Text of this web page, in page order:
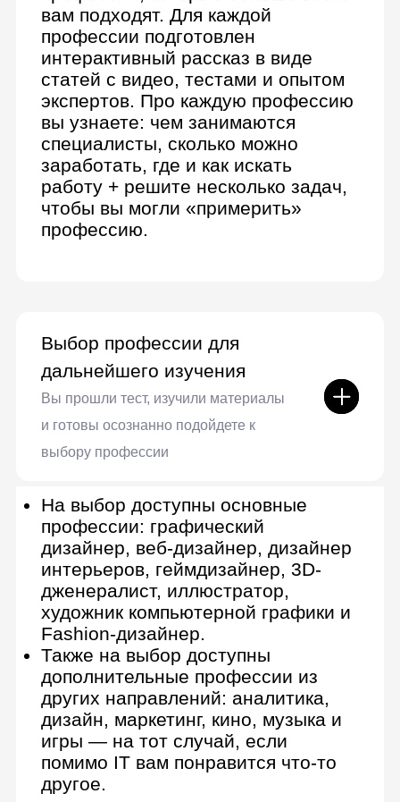
Веб-дизайнер
Ваши инструменты: Figma,
Photoshop, After Effects, Tilda,
Readymag, Blender, Illustrator
Дизайн лендингов и
многостраничных сайтов
Анимация для интерфейсов
3D-анимация в Blender
Дизайн мобильных приложений
Сборка сайтов на конструкторе
Ваши инструменты: Unity, Unreal
Engine, Visual Studio, GitLab
Разработка концепции игры
Анализ и сравнение моделей
баланса
Участие в разработке игрового
сценария
Участие в разработке стратегии
продвижения
Проектирование уровней и
механик
Подготовка механик монетизации
игры
Подготовка технического задания
для разработчиков
Составление технической